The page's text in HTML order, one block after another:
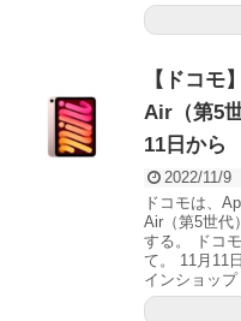
【ドコモ
Air（第5
11日から
2022/11/9
ドコモは、
Air（第5世代
する。 ドコ
て。 11月11
インショッ